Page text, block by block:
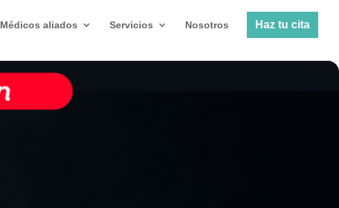
Médicos aliados Servicios Nosotros Haz tu cita